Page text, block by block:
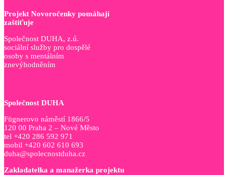
Projekt Novoročenky pomáhají
zaštiťuje
Společnost DUHA, z.ú.
sociální služby pro dospělé
osoby s mentálním
znevýhodněním
Společnost DUHA
Fügnerovo náměstí 1866/5
120 00 Praha 2 – Nové Město
tel +420 286 592 971
mobil +420 602 610 693
duha@spolecnostduha.cz
Zakladatelka a manažerka projektu